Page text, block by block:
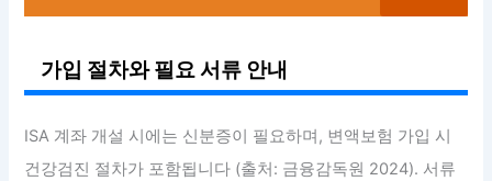
가입 절차와 필요 서류 안내
ISA 계좌 개설 시에는 신분증이 필요하며, 변액보험 가입 시
건강검진 절차가 포함됩니다 (출처: 금융감독원 2024). 서류